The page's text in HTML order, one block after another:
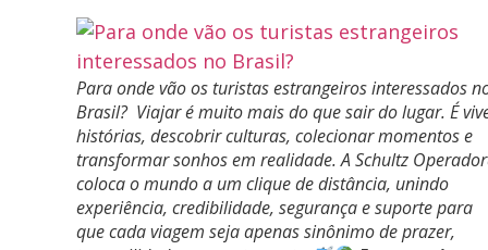
Para onde vão os turistas estrangeiros interessados
Brasil? Viajar é muito mais do que sair do lugar. É
histórias, descobrir culturas, colecionar momentos e
transformar sonhos em realidade. A Schultz
coloca o mundo a um clique de distância, unindo
experiência, credibilidade, segurança e suporte para
que cada viagem seja apenas sinônimo de prazer,